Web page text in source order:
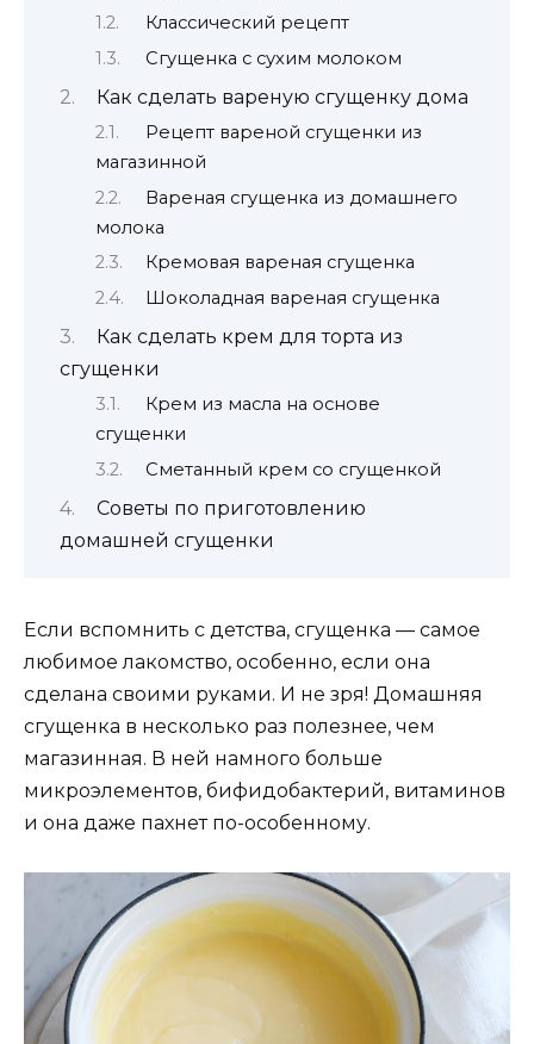
Классический рецепт
Сгущенка с сухим молоком
Как сделать вареную сгущенку дома
Рецепт вареной сгущенки из
магазинной
Вареная сгущенка из домашнего
молока
Кремовая вареная сгущенка
Шоколадная вареная сгущенка
Как сделать крем для торта из
сгущенки
Крем из масла на основе
сгущенки
Сметанный крем со сгущенкой
Советы по приготовлению
домашней сгущенки
Если вспомнить с детства, сгущенка — самое
любимое лакомство, особенно, если она
сделана своими руками. И не зря! Домашняя
сгущенка в несколько раз полезнее, чем
магазинная. В ней намного больше
микроэлементов, бифидобактерий, витаминов
и она даже пахнет по-особенному.